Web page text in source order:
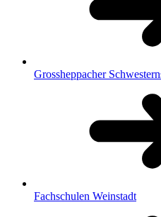
Grossheppacher
Fachschulen Weinstadt